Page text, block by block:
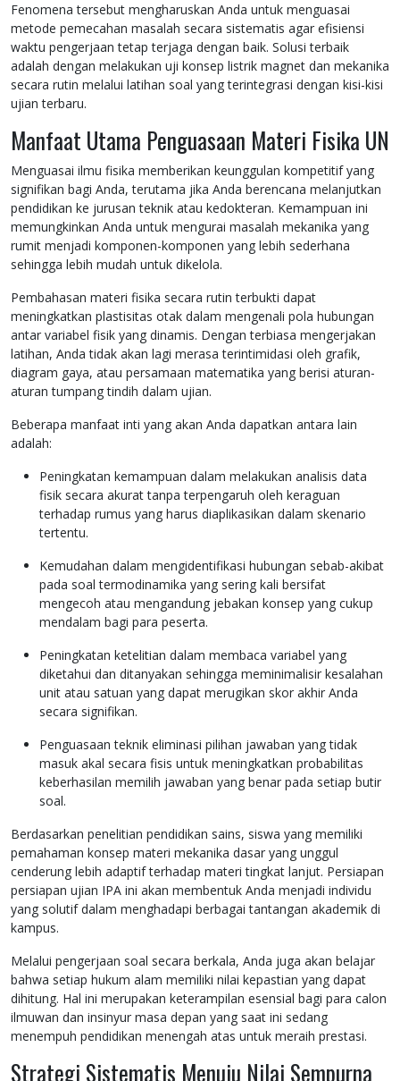
Fenomena tersebut mengharuskan Anda untuk menguasai
metode pemecahan masalah secara sistematis agar efisiensi
waktu pengerjaan tetap terjaga dengan baik. Solusi terbaik
adalah dengan melakukan uji konsep listrik magnet dan mekanika
secara rutin melalui latihan soal yang terintegrasi dengan kisi-kisi
ujian terbaru.
Manfaat Utama Penguasaan Materi Fisika UN
Menguasai ilmu fisika memberikan keunggulan kompetitif yang
signifikan bagi Anda, terutama jika Anda berencana melanjutkan
pendidikan ke jurusan teknik atau kedokteran. Kemampuan ini
memungkinkan Anda untuk mengurai masalah mekanika yang
rumit menjadi komponen-komponen yang lebih sederhana
sehingga lebih mudah untuk dikelola.
Pembahasan materi fisika secara rutin terbukti dapat
meningkatkan plastisitas otak dalam mengenali pola hubungan
antar variabel fisik yang dinamis. Dengan terbiasa mengerjakan
latihan, Anda tidak akan lagi merasa terintimidasi oleh grafik,
diagram gaya, atau persamaan matematika yang berisi aturan-
aturan tumpang tindih dalam ujian.
Beberapa manfaat inti yang akan Anda dapatkan antara lain
adalah:
Peningkatan kemampuan dalam melakukan analisis data
fisik secara akurat tanpa terpengaruh oleh keraguan
terhadap rumus yang harus diaplikasikan dalam skenario
tertentu.
Kemudahan dalam mengidentifikasi hubungan sebab-akibat
pada soal termodinamika yang sering kali bersifat
mengecoh atau mengandung jebakan konsep yang cukup
mendalam bagi para peserta.
Peningkatan ketelitian dalam membaca variabel yang
diketahui dan ditanyakan sehingga meminimalisir kesalahan
unit atau satuan yang dapat merugikan skor akhir Anda
secara signifikan.
Penguasaan teknik eliminasi pilihan jawaban yang tidak
masuk akal secara fisis untuk meningkatkan probabilitas
keberhasilan memilih jawaban yang benar pada setiap butir
soal.
Berdasarkan penelitian pendidikan sains, siswa yang memiliki
pemahaman konsep materi mekanika dasar yang unggul
cenderung lebih adaptif terhadap materi tingkat lanjut. Persiapan
persiapan ujian IPA ini akan membentuk Anda menjadi individu
yang solutif dalam menghadapi berbagai tantangan akademik di
kampus.
Melalui pengerjaan soal secara berkala, Anda juga akan belajar
bahwa setiap hukum alam memiliki nilai kepastian yang dapat
dihitung. Hal ini merupakan keterampilan esensial bagi para calon
ilmuwan dan insinyur masa depan yang saat ini sedang
menempuh pendidikan menengah atas untuk meraih prestasi.
Strategi Sistematis Menuju Nilai Sempurna